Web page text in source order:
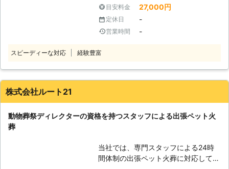
けませんか？
たい。 そんなお客様に安心していた
だける、特徴として弊社のスタッフは
動物葬祭ディレクターという資格をも
葬の安全な作業方法・収骨方法・燃焼
ペット火葬に関する知識が問われるの
です。そのため、弊社のスタッフはお
トできる自信があります。ぜひ安心し
て、ご相談くださいませ ●完全個別
葬をおこなっているところが多いと聞
いたのだけど、大事な家族のお別れは
いかわからない……」 「急なことで気
持ちが付いていかないけど、できたら
ちゃんと葬儀をしてあげたい」 こん
しゃることかと思います。愛する家族
Pet Wishは、ペットをものとして扱い
をペット火葬車に適用しています。ま
た、Pet Wishでは、ペット火葬車での
目安料金 27,000円
定休日 -
営業時間 -
スピーディーな対応 経験豊富
株式会社ルート21
動物葬祭ディレクターの資格を持つスタッフによる出張ペット火
葬
当社では、専門スタッフによる24時
間体制の出張ペット火葬に対応してい